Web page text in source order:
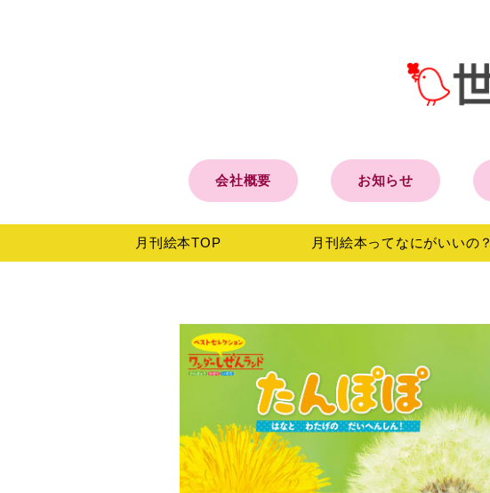
会社概要 お知らせ
月刊絵本TOP 月刊絵本って なにがいいの？